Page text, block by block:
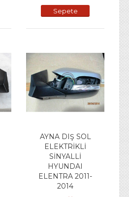
Sepete
AYNA DIŞ SOL
ELEKTRİKLİ
SİNYALLİ
HYUNDAI
ELENTRA 2011-
2014